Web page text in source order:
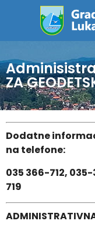
ZA
Dodatne
na telefone:
035 366-712,
719